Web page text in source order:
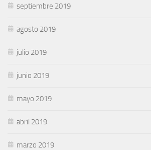
septiembre 2019
agosto 2019
julio 2019
junio 2019
mayo 2019
abril 2019
marzo 2019